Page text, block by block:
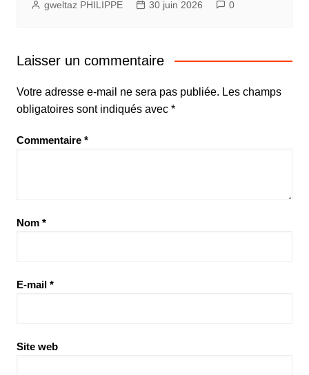
gweltaz PHILIPPE 30 juin 2026 0
Laisser un commentaire
Votre adresse e-mail ne sera pas publiée. Les champs
obligatoires sont indiqués avec *
Commentaire *
Nom *
E-mail *
Site web